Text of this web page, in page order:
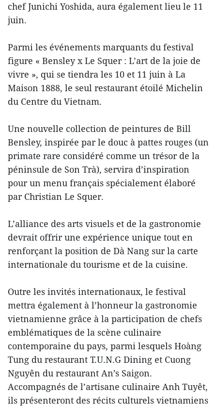
chef Junichi Yoshida, aura également lieu le 11
juin.
Parmi les événements marquants du festival
figure « Bensley x Le Squer : L’art de la joie de
vivre », qui se tiendra les 10 et 11 juin à La
Maison 1888, le seul restaurant étoilé Michelin
du Centre du Vietnam.
Une nouvelle collection de peintures de Bill
Bensley, inspirée par le douc à pattes rouges (un
primate rare considéré comme un trésor de la
péninsule de Son Trà), servira d’inspiration
pour un menu français spécialement élaboré
par Christian Le Squer.
L’alliance des arts visuels et de la gastronomie
devrait offrir une expérience unique tout en
renforçant la position de Dà Nang sur la carte
internationale du tourisme et de la cuisine.
Outre les invités internationaux, le festival
mettra également à l’honneur la gastronomie
vietnamienne grâce à la participation de chefs
emblématiques de la scène culinaire
contemporaine du pays, parmi lesquels Hoàng
Tung du restaurant T.U.N.G Dining et Cuong
Nguyên du restaurant An’s Saigon.
Accompagnés de l’artisane culinaire Anh Tuyêt,
ils présenteront des récits culturels vietnamiens